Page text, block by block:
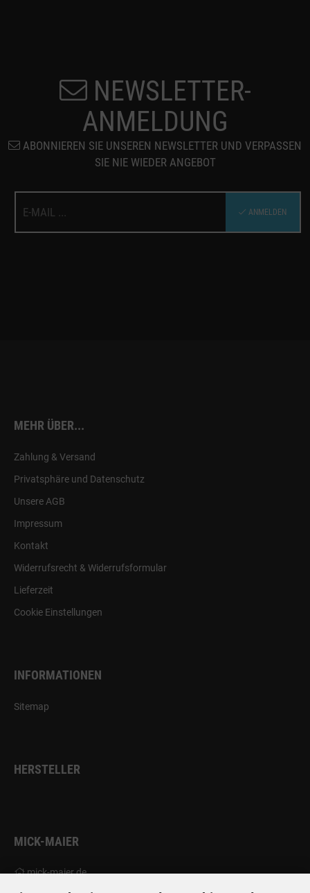
NEWSLETTER-
ANMELDUNG
ABONNIEREN SIE UNSEREN NEWSLETTER UND VERPASSEN
SIE NIE WIEDER ANGEBOT
ANMELDEN
MEHR ÜBER...
Zahlung & Versand
Privatsphäre und Datenschutz
Unsere AGB
Impressum
Kontakt
Widerrufsrecht & Widerrufsformular
Lieferzeit
Cookie Einstellungen
INFORMATIONEN
Sitemap
HERSTELLER
MICK-MAIER
mick-maier.de